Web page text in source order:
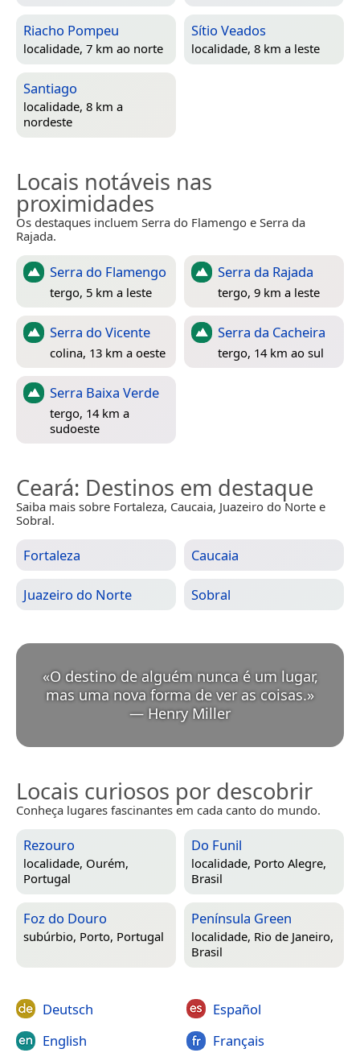
Riacho Pompeu
localidade, 7 km ao norte
Sítio Veados
localidade, 8 km a leste
Santiago
localidade, 8 km a
nordeste
Locais notáveis nas
proximidades
Os destaques incluem Serra do Flamengo e Serra da
Rajada.
Serra do Flamengo
tergo, 5 km a leste
Serra da Rajada
tergo, 9 km a leste
Serra do Vicente
colina, 13 km a oeste
Serra da Cacheira
tergo, 14 km ao sul
Serra Baixa Verde
tergo, 14 km a
sudoeste
Ceará: Destinos em destaque
Saiba mais sobre Fortaleza, Caucaia, Juazeiro do Norte e
Sobral.
Fortaleza Caucaia
Juazeiro do Norte Sobral
«O destino de alguém nunca é um lugar,
mas uma nova forma de ver as coisas.
— Henry Miller
Locais curiosos por descobrir
Conheça lugares fascinantes em cada canto do mundo.
Rezouro
localidade, Ourém,
Portugal
Do Funil
localidade, Porto Alegre,
Brasil
Foz do Douro
subúrbio, Porto, Portugal
Península Green
localidade, Rio de Janeiro,
Brasil
Deutsch
English
Español
Français